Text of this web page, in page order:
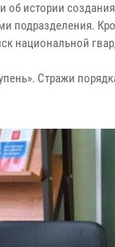
об истории
подразделения.
национальной
Стражи